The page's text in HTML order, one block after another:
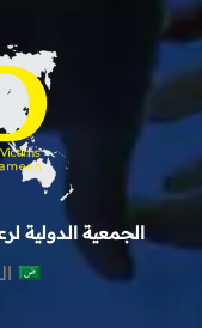
الجمعية الدولية